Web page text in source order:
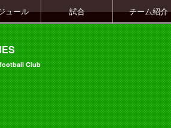
ュール 試合 チーム紹介
Club